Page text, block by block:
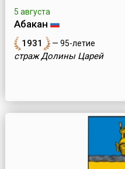
5 августа
Абакан
1931 — 95-летие
страж Долины Царей